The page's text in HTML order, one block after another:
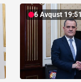
6 Avqust 19:51